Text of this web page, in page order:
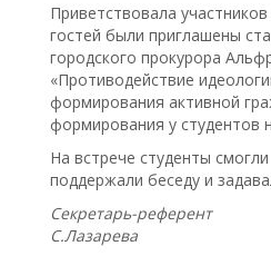
Приветствовала
гостей были приглашены
городского прокурора
«Противодействие
формирования активной
формирования у студентов
На встрече студенты
поддержали беседу и
Секретарь-референт
С.Лазарева